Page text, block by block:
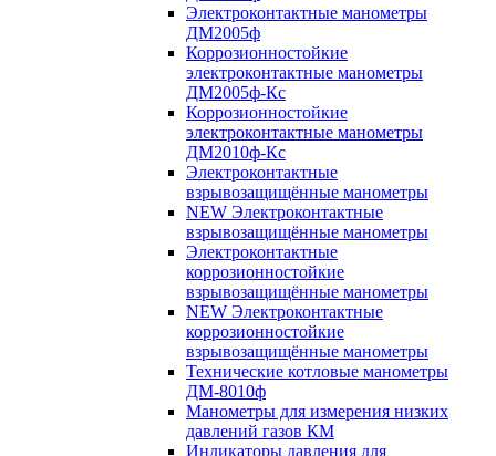
Электроконтактные манометры
ДМ2005ф
Коррозионностойкие
электроконтактные манометры
ДМ2005ф-Кс
Коррозионностойкие
электроконтактные манометры
ДМ2010ф-Кс
Электроконтактные
взрывозащищённые манометры
NEW Электроконтактные
взрывозащищённые манометры
Электроконтактные
коррозионностойкие
взрывозащищённые манометры
NEW Электроконтактные
коррозионностойкие
взрывозащищённые манометры
Технические котловые манометры
ДМ-8010ф
Манометры для измерения низких
давлений газов КМ
Индикаторы давления для